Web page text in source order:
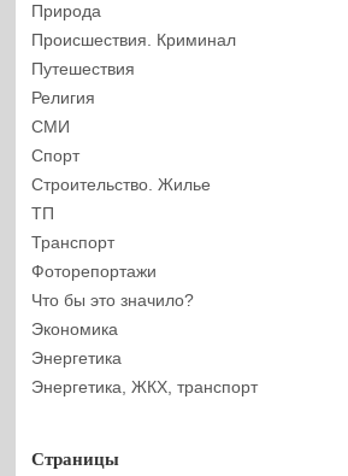
Природа
Происшествия. Криминал
Путешествия
Религия
СМИ
Спорт
Строительство. Жилье
ТП
Транспорт
Фоторепортажи
Что бы это значило?
Экономика
Энергетика
Энергетика, ЖКХ, транспорт
Страницы